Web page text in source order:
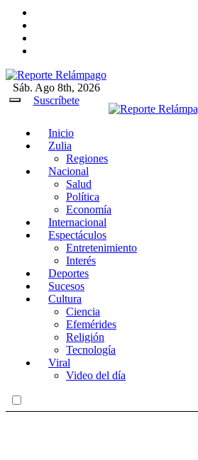
Reporte Relámpago
Claridad y rigor en cada
Sáb. Ago 8th, 2026
Suscríbete
Inicio
Zulia
Regiones
Nacional
Salud
Política
Economía
Internacional
Espectáculos
Entretenimiento
Interés
Deportes
Sucesos
Cultura
Ciencia
Efemérides
Religión
Tecnología
Viral
Video del día